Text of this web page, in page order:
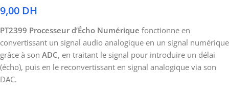
9,00 DH
PT2399 Processeur d’Écho Numérique fonctionne en
convertissant un signal audio analogique en un signal numérique
grâce à son ADC, en traitant le signal pour introduire un délai
(écho), puis en le reconvertissant en signal analogique via son
DAC.